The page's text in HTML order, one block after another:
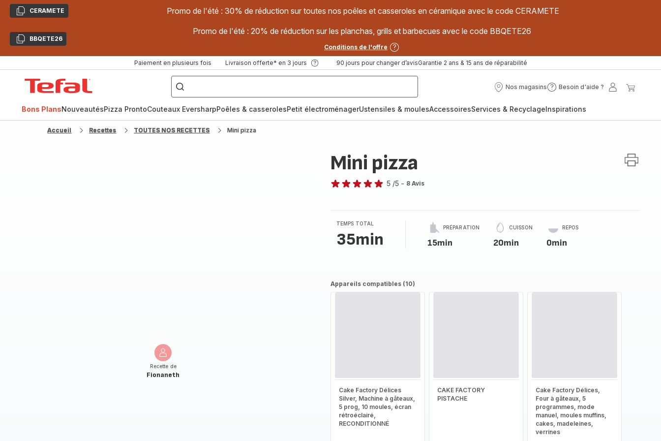
CopierCERAMETE Promo de l'été : 30% de réduction sur toutes nos poêles et casseroles en céramique avec le code CERAMETE
CopierBBQETE26
Promo de l'été : 20% de réduction sur les planchas, grills et barbecues avec le code BBQETE26
Conditions de l'offre
Paiement en plusieurs fois Livraison offerte* en 3 jours 90 jours pour changer d’avisGarantie 2 ans & 15 ans de réparabilité
["Poêles
inox,
Cake
Factory,
Nos magasins
Nos
Besoin d'aide ?
Besoin
?
Mon
Bons PlansNouveautésPizza ProntoCouteaux EversharpPoêles & casserolesPetit électroménagerUstensiles & moulesAccessoiresServices & RecyclageInspirations
Accueil Recettes TOUTES NOS RECETTES Mini pizza
Recette de
Fionaneth
Mini pizza
étoiles
(moyenne)
5 /5 - 8 Avis
TEMPS TOTAL
35min
PRÉPARATION
15min
CUISSON
20min
REPOS
0min
Appareils compatibles (10)
Cake Factory Délices
Silver, Machine à gâteaux,
5 prog, 10 moules, écran
rétroéclairé,
RECONDITIONNÉ
CAKE FACTORY
PISTACHE
Cake Factory Délices,
Four à gâteaux, 5
programmes, mode
manuel, moules muffins,
cakes, madeleines,
verrines